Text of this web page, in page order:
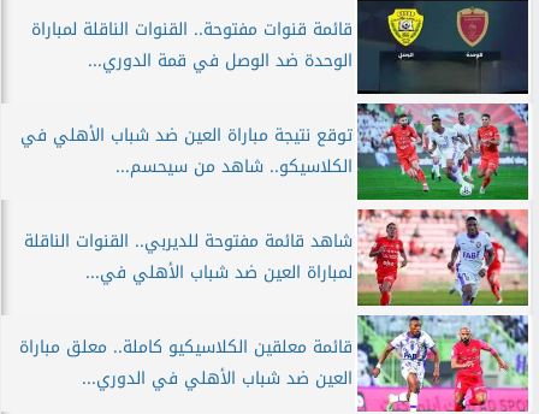
قائمة قنوات مفتوحة.. القنوات الناقلة لمباراة
الوحدة ضد الوصل في قمة الدوري...
توقع نتيجة مباراة العين ضد شباب الأهلي في
الكلاسيكو.. شاهد من سيحسم...
شاهد قائمة مفتوحة للديربي.. القنوات الناقلة
لمباراة العين ضد شباب الأهلي في...
قائمة معلقين الكلاسيكيو كاملة.. معلق مباراة
العين ضد شباب الأهلي في الدوري...